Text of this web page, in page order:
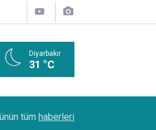
Diyarbakır
31 °C
de yol açabilir
tüm haberleri